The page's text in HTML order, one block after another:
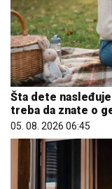
Šta dete
treba da znate o
05. 08. 2026 06:45